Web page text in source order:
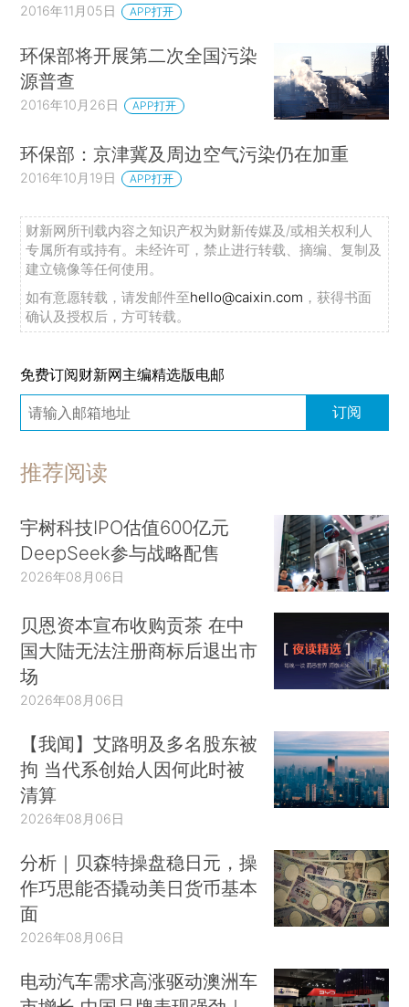
2016年11月05日 APP打开
环保部将开展第二次全国污染
源普查
2016年10月26日 APP打开
环保部：京津冀及周边空气污染仍在加重
2016年10月19日 APP打开
财新网所刊载内容之知识产权为财新传媒及/或相关权利人
专属所有或持有。未经许可，禁止进行转载、摘编、复制及
建立镜像等任何使用。
如有意愿转载，请发邮件至hello@caixin.com ，获得书面
确认及授权后，方可转载。
免费订阅财新网主编精选版电邮
订阅
推荐阅读
宇树科技IPO估值600亿元
DeepSeek参与战略配售
2026年08月06日
贝恩资本宣布收购贡茶 在中
国大陆无法注册商标后退出市
场
2026年08月06日
【我闻】艾路明及多名股东被
拘 当代系创始人因何此时被
清算
2026年08月06日
分析｜贝森特操盘稳日元，操
作巧思能否撬动美日货币基本
面
2026年08月06日
电动汽车需求高涨驱动澳洲车